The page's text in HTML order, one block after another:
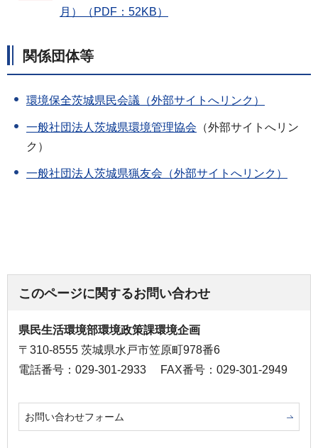
月）（PDF：52KB）
関係団体等
環境保全茨城県民会議（外部サイトへリンク）
一般社団法人茨城県環境管理協会 （外部サイトへリン
ク）
一般社団法人茨城県猟友会（外部サイトへリンク）
このページに関するお問い合わせ
県民生活環境部環境政策課環境企画
〒310-8555 茨城県水戸市笠原町978番6
電話番号：029-301-2933
FAX番号：029-301-2949
お問い合わせフォーム